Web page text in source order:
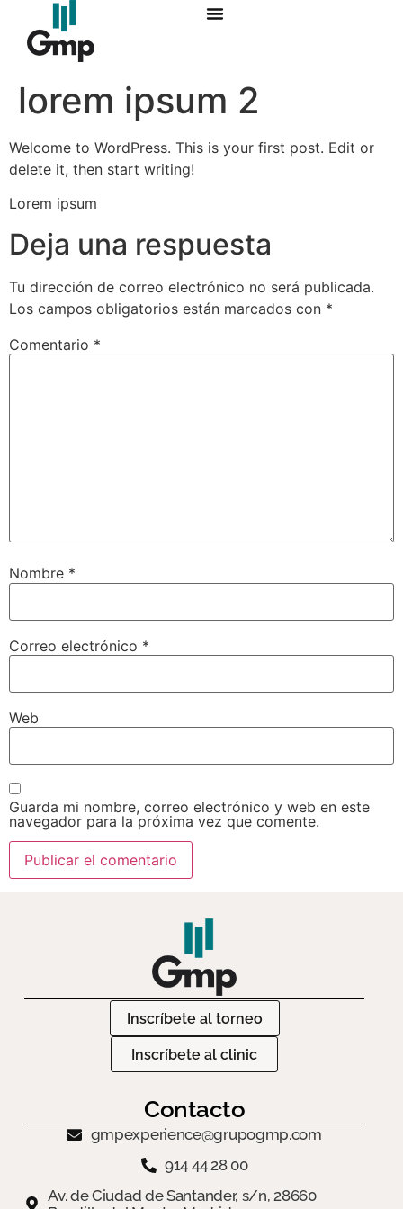
lorem ipsum 2
Welcome to WordPress. This is your first post. Edit or
delete it, then start writing!
Lorem ipsum
Deja una respuesta
Tu dirección de correo electrónico no será publicada.
Los campos obligatorios están marcados con *
Comentario *
Nombre *
Correo electrónico *
Web
Guarda mi nombre, correo electrónico y web en este
navegador para la próxima vez que comente.
Inscríbete al torneo
Inscríbete al clinic
Contacto
gmpexperience@grupogmp.com
914 44 28 00
Av. de Ciudad de Santander, s/n, 28660